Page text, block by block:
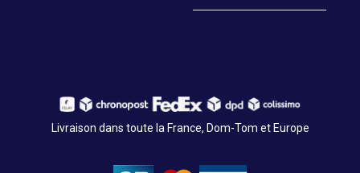
Livraison dans toute la France, Dom-Tom et Europe